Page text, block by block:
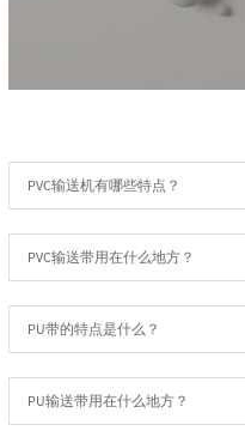
PVC输送机有哪些特点？
PVC输送带用在什么地方？
PU带的特点是什么？
PU输送带用在什么地方？